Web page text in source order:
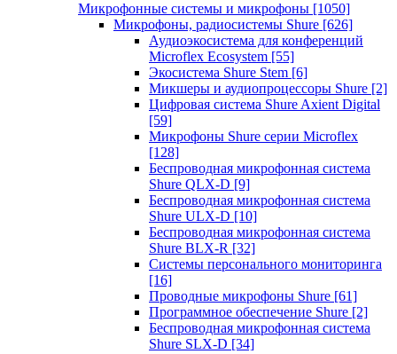
Микрофонные системы и микрофоны [1050]
Микрофоны, радиосистемы Shure [626]
Аудиоэкосистема для конференций
Microflex Ecosystem [55]
Экосистема Shure Stem [6]
Микшеры и аудиопроцессоры Shure [2]
Цифровая система Shure Axient Digital
[59]
Микрофоны Shure серии Microflex
[128]
Беспроводная микрофонная система
Shure QLX-D [9]
Беспроводная микрофонная система
Shure ULX-D [10]
Беспроводная микрофонная система
Shure BLX-R [32]
Системы персонального мониторинга
[16]
Проводные микрофоны Shure [61]
Программное обеспечение Shure [2]
Беспроводная микрофонная система
Shure SLX-D [34]